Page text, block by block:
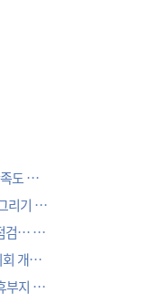
예산군, 대기오염 배출사업장 집중 점검… 불법 배출행위 사전 차단 나선다
예산군, 을지연습 대비 통합방위협의회 개최… 기관별 공조체계 점검
덕산온천에 노란 물결… 예산군, 유휴부지 활용한 해바라기 꽃밭으로 관광객 발길 유도
예산교육지원청, 방학 돌봄에 미래교육 더했다… 초등생 대상 AI·과학 현장체험 운영
[아침을 여는 명언 캘리] 2026년 8월7일 금요일